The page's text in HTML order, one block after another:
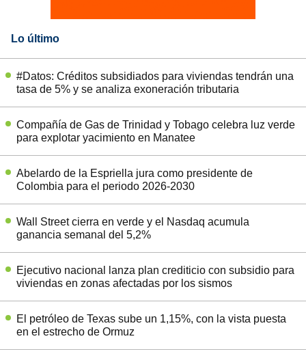
Lo último
#Datos: Créditos subsidiados para viviendas tendrán una
tasa de 5% y se analiza exoneración tributaria
Compañía de Gas de Trinidad y Tobago celebra luz verde
para explotar yacimiento en Manatee
Abelardo de la Espriella jura como presidente de
Colombia para el periodo 2026-2030
Wall Street cierra en verde y el Nasdaq acumula
ganancia semanal del 5,2%
Ejecutivo nacional lanza plan crediticio con subsidio para
viviendas en zonas afectadas por los sismos
El petróleo de Texas sube un 1,15%, con la vista puesta
en el estrecho de Ormuz